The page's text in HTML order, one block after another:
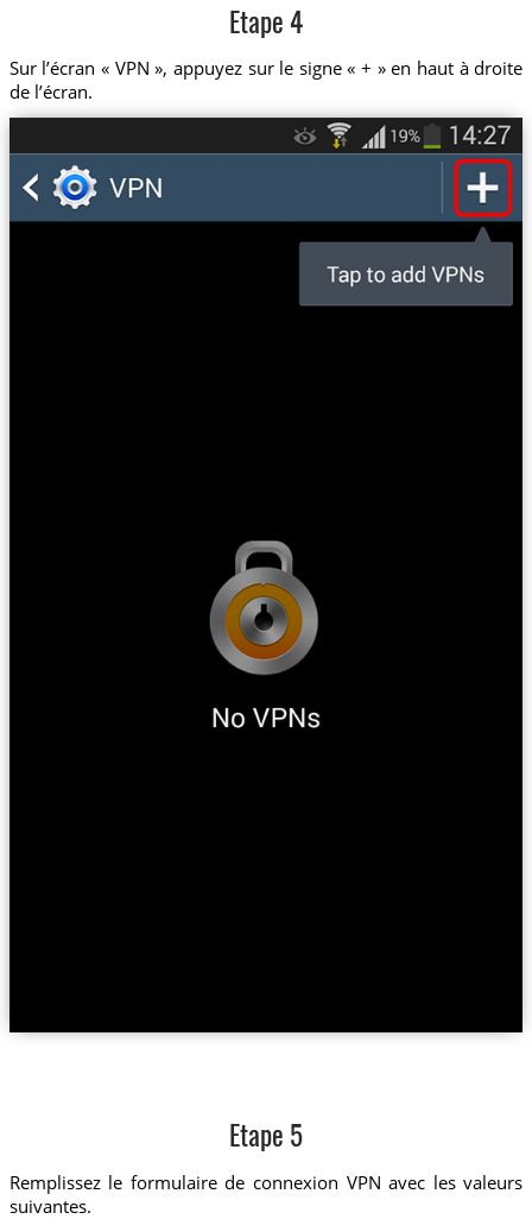
Etape 4
Sur l’écran « VPN », appuyez sur le signe « + » en haut à droite
de l’écran.
Etape 5
Remplissez le formulaire de connexion VPN avec les valeurs
suivantes.